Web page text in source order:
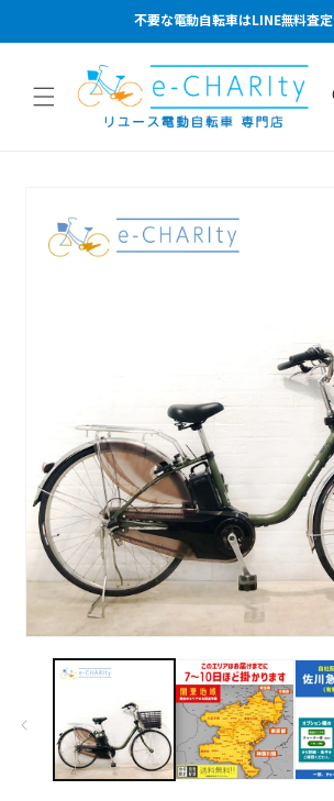
ツに進む
不要な電動自転車はLINE無料査定